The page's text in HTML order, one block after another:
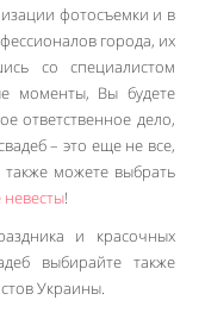
фотосъемки и в
города, их
со специалистом
моменты, Вы будете
ответственное дело,
– это еще не все,
можете выбрать
невесты!
и красочных
выбирайте также
Украины.